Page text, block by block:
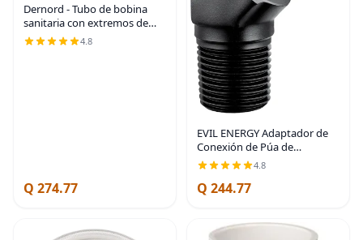
Dernord - Tubo de bobina
sanitaria con extremos de
abrazadera, tubo redondo
liso de acero inoxidable 304
4.8
Q 274.77
EVIL ENERGY Adaptador de
Conexión de Púa de
Manguera 1/2" NPT Macho a
Negro
4.8
Q 244.77